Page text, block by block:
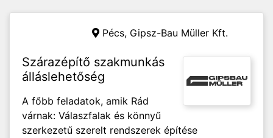
Pécs, Gipsz-Bau Müller Kft.
Szárazépítő szakmunkás
álláslehetőség
A főbb feladatok, amik Rád
várnak: Válaszfalak és könnyű
szerkezetű szerelt rendszerek építése